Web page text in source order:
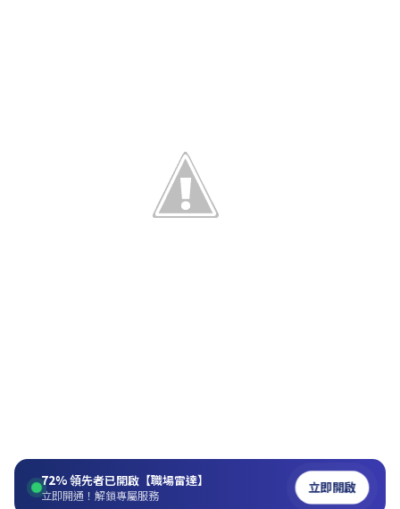
72%領先者已開啟【職場雷達】
立即開通！解鎖專屬服務 立即開啟